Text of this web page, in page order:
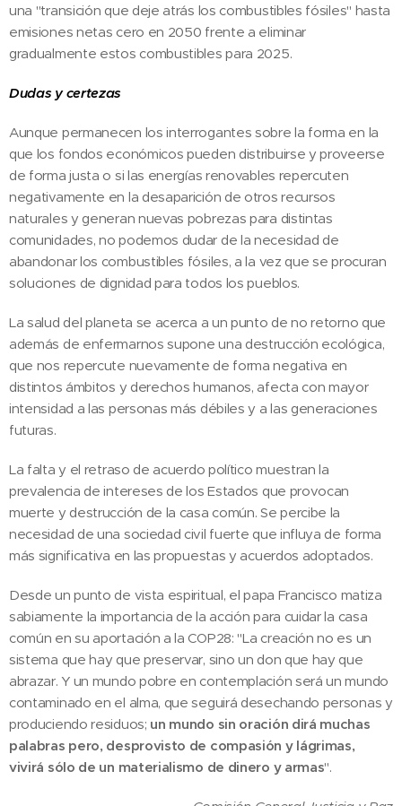
una "transición que deje atrás los combustibles fósiles" hasta
emisiones netas cero en 2050 frente a eliminar
gradualmente estos combustibles para 2025.
Dudas y certezas
Aunque permanecen los interrogantes sobre la forma en la
que los fondos económicos pueden distribuirse y proveerse
de forma justa o si las energías renovables repercuten
negativamente en la desaparición de otros recursos
naturales y generan nuevas pobrezas para distintas
comunidades, no podemos dudar de la necesidad de
abandonar los combustibles fósiles, a la vez que se procuran
soluciones de dignidad para todos los pueblos.
La salud del planeta se acerca a un punto de no retorno que
además de enfermarnos supone una destrucción ecológica,
que nos repercute nuevamente de forma negativa en
distintos ámbitos y derechos humanos, afecta con mayor
intensidad a las personas más débiles y a las generaciones
futuras.
La falta y el retraso de acuerdo político muestran la
prevalencia de intereses de los Estados que provocan
muerte y destrucción de la casa común. Se percibe la
necesidad de una sociedad civil fuerte que influya de forma
más significativa en las propuestas y acuerdos adoptados.
Desde un punto de vista espiritual, el papa Francisco matiza
sabiamente la importancia de la acción para cuidar la casa
común en su aportación a la COP28: "La creación no es un
sistema que hay que preservar, sino un don que hay que
abrazar. Y un mundo pobre en contemplación será un mundo
contaminado en el alma, que seguirá desechando personas y
produciendo residuos; un mundo sin oración dirá muchas
palabras pero, desprovisto de compasión y lágrimas,
vivirá sólo de un materialismo de dinero y armas".